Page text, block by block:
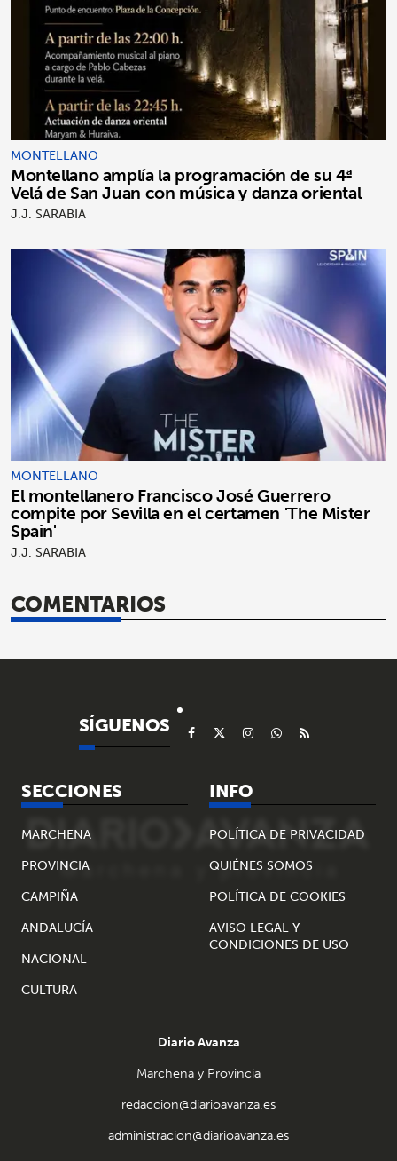
MONTELLANO
Montellano amplía la programación de su 4ª
Velá de San Juan con música y danza oriental
J.J. SARABIA
MONTELLANO
El montellanero Francisco José Guerrero
compite por Sevilla en el certamen 'The Mister
Spain'
J.J. SARABIA
COMENTARIOS
SÍGUENOS
SECCIONES
MARCHENA
PROVINCIA
CAMPIÑA
ANDALUCÍA
NACIONAL
CULTURA
INFO
POLÍTICA DE PRIVACIDAD
QUIÉNES SOMOS
POLÍTICA DE COOKIES
AVISO LEGAL Y
CONDICIONES DE USO
Diario Avanza
Marchena y Provincia
redaccion@diarioavanza.es
administracion@diarioavanza.es